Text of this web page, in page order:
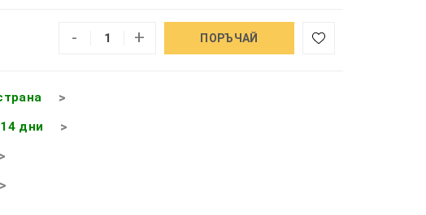
- + ПОРЪЧАЙ
дни